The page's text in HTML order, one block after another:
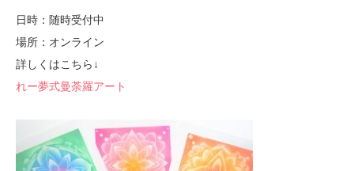
日時：随時受付中
場所：オンライン
詳しくはこちら↓
れー夢式曼荼羅アート